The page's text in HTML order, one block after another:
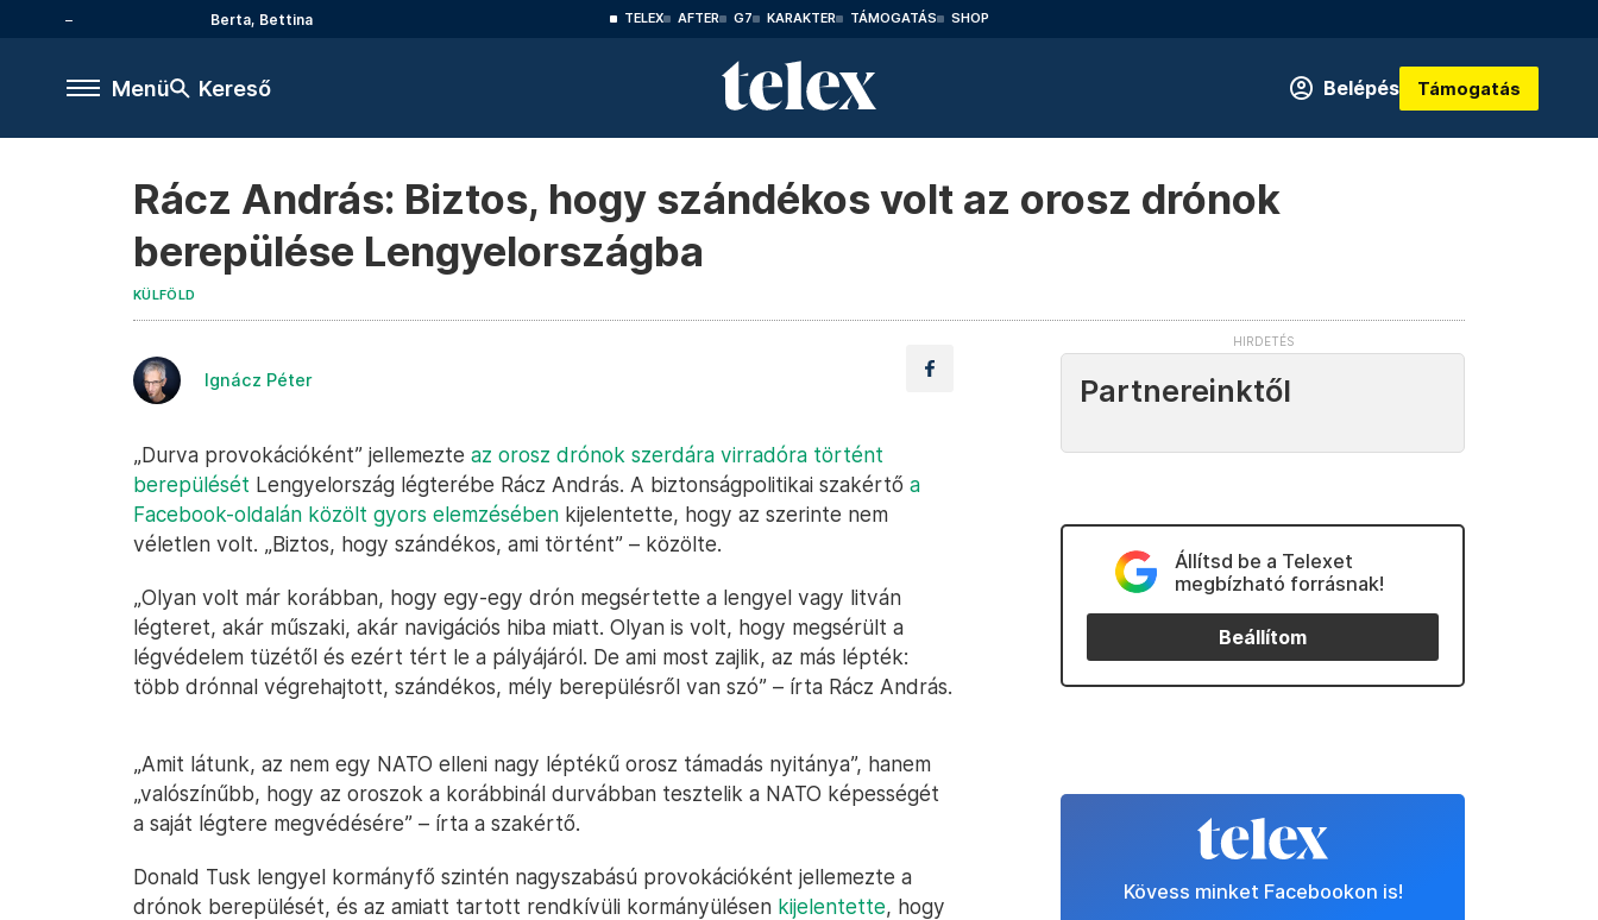
Berta, Bettina TELEX AFTER G7 KARAKTER TÁMOGATÁS SHOP
Menü Kereső Belépés Támogatás
Rácz András: Biztos, hogy szándékos volt az orosz drónok
berepülése Lengyelországba
KÜLFÖLD
Ignácz Péter
„Durva provokációként” jellemezte az orosz drónok szerdára virradóra történt
berepülését Lengyelország légterébe Rácz András. A biztonságpolitikai szakértő a
Facebook-oldalán közölt gyors elemzésében kijelentette, hogy az szerinte nem
véletlen volt. „Biztos, hogy szándékos, ami történt” – közölte.
„Olyan volt már korábban, hogy egy-egy drón megsértette a lengyel vagy litván
légteret, akár műszaki, akár navigációs hiba miatt. Olyan is volt, hogy megsérült a
légvédelem tüzétől és ezért tért le a pályájáról. De ami most zajlik, az más lépték:
több drónnal végrehajtott, szándékos, mély berepülésről van szó” – írta Rácz András.
„Amit látunk, az nem egy NATO elleni nagy léptékű orosz támadás nyitánya”, hanem
„valószínűbb, hogy az oroszok a korábbinál durvábban tesztelik a NATO képességét
a saját légtere megvédésére” – írta a szakértő.
Donald Tusk lengyel kormányfő szintén nagyszabású provokációként jellemezte a
drónok berepülését, és az amiatt tartott rendkívüli kormányülésen kijelentette, hogy
Partnereinktől
Állítsd be a Telexet
megbízható forrásnak!
Beállítom
Kövess minket Facebookon is!